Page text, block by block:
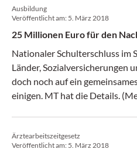
Ausbildung
Veröffentlicht am: 5. März 2018
25 Millionen Euro für den
Nationaler Schulterschluss im
Länder, Sozialversicherungen
doch noch auf ein
einigen. MT hat die Details.
Ärztearbeitszeitgesetz
Veröffentlicht am: 5. März 2018